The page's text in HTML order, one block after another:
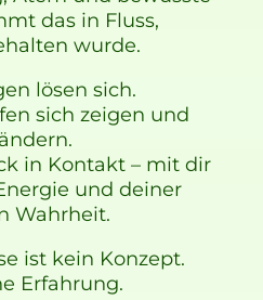
das in Fluss,
wurde.
lösen sich.
sich zeigen und
in Kontakt – mit dir
und deiner
Wahrheit.
ist kein Konzept.
Erfahrung.